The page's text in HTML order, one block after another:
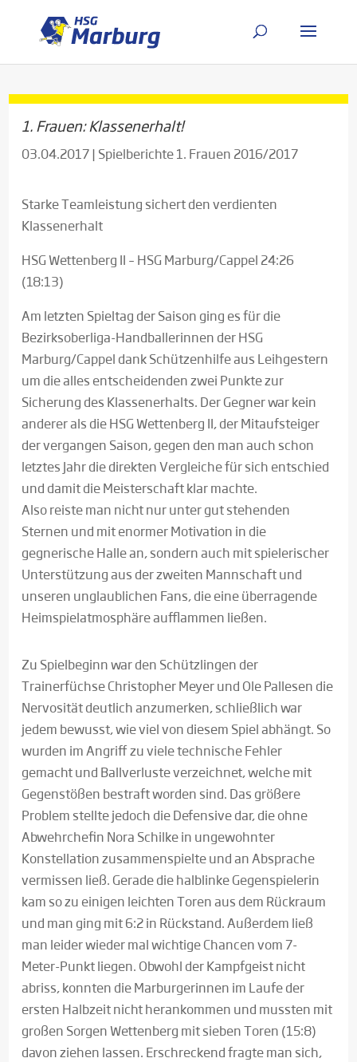
1. Frauen: Klassenerhalt!
03.04.2017| Spielberichte 1. Frauen 2016/2017
Starke Teamleistung sichert den verdienten
Klassenerhalt
HSG Wettenberg II – HSG Marburg/Cappel 24:26
(18:13)
Am letzten Spieltag der Saison ging es für die
Bezirksoberliga-Handballerinnen der HSG
Marburg/Cappel dank Schützenhilfe aus Leihgestern
um die alles entscheidenden zwei Punkte zur
Sicherung des Klassenerhalts. Der Gegner war kein
anderer als die HSG Wettenberg II, der Mitaufsteiger
der vergangen Saison, gegen den man auch schon
letztes Jahr die direkten Vergleiche für sich entschied
und damit die Meisterschaft klar machte.
Also reiste man nicht nur unter gut stehenden
Sternen und mit enormer Motivation in die
gegnerische Halle an, sondern auch mit spielerischer
Unterstützung aus der zweiten Mannschaft und
unseren unglaublichen Fans, die eine überragende
Heimspielatmosphäre aufflammen ließen.
Zu Spielbeginn war den Schützlingen der
Trainerfüchse Christopher Meyer und Ole Pallesen die
Nervosität deutlich anzumerken, schließlich war
jedem bewusst, wie viel von diesem Spiel abhängt. So
wurden im Angriff zu viele technische Fehler
gemacht und Ballverluste verzeichnet, welche mit
Gegenstößen bestraft worden sind. Das größere
Problem stellte jedoch die Defensive dar, die ohne
Abwehrchefin Nora Schilke in ungewohnter
Konstellation zusammenspielte und an Absprache
vermissen ließ. Gerade die halblinke Gegenspielerin
kam so zu einigen leichten Toren aus dem Rückraum
und man ging mit 6:2 in Rückstand. Außerdem ließ
man leider wieder mal wichtige Chancen vom 7-
Meter-Punkt liegen. Obwohl der Kampfgeist nicht
abriss, konnten die Marburgerinnen im Laufe der
ersten Halbzeit nicht herankommen und mussten mit
großen Sorgen Wettenberg mit sieben Toren (15:8)
davon ziehen lassen. Erschreckend fragte man sich,